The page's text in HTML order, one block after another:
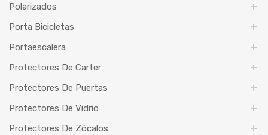
Polarizados
Porta Bicicletas
Portaescalera
Protectores De Carter
Protectores De Puertas
Protectores De Vidrio
Protectores De Zócalos